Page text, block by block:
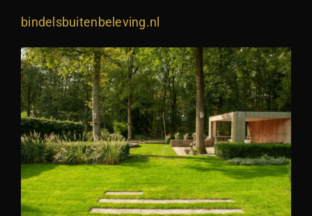
bindelsbuitenbeleving.nl